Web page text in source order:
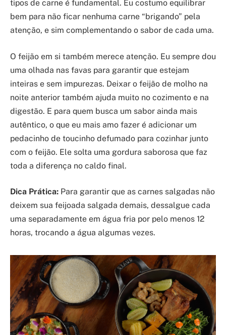
tipos de carne é fundamental. Eu costumo equilibrar
bem para não ficar nenhuma carne “brigando” pela
atenção, e sim complementando o sabor de cada uma.
O feijão em si também merece atenção. Eu sempre dou
uma olhada nas favas para garantir que estejam
inteiras e sem impurezas. Deixar o feijão de molho na
noite anterior também ajuda muito no cozimento e na
digestão. E para quem busca um sabor ainda mais
autêntico, o que eu mais amo fazer é adicionar um
pedacinho de toucinho defumado para cozinhar junto
com o feijão. Ele solta uma gordura saborosa que faz
toda a diferença no caldo final.
Dica Prática: Para garantir que as carnes salgadas não
deixem sua feijoada salgada demais, dessalgue cada
uma separadamente em água fria por pelo menos 12
horas, trocando a água algumas vezes.